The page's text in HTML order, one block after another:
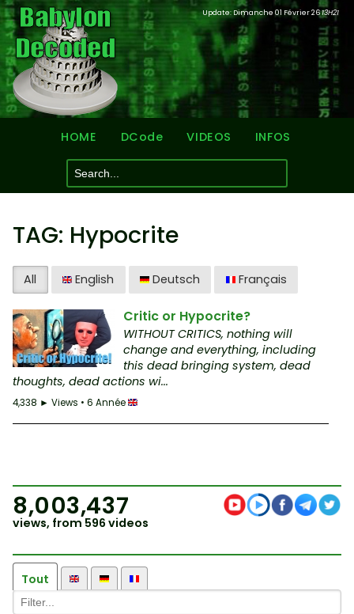
Update: Dimanche 01 Février 2613H21
HOME DCode VIDEOS INFOS
TAG: Hypocrite
All English Deutsch Français
Critic or Hypocrite?
WITHOUT CRITICS, nothing will
change and everything, including
this dead bringing system, dead
thoughts, dead actions wi...
4,338 ► Views • 6 Année
8,003,437
views, from 596 videos
Tout